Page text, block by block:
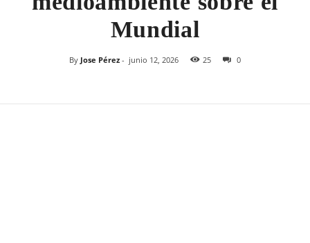
Mundial
By Jose Pérez - junio 12, 2026 25 0